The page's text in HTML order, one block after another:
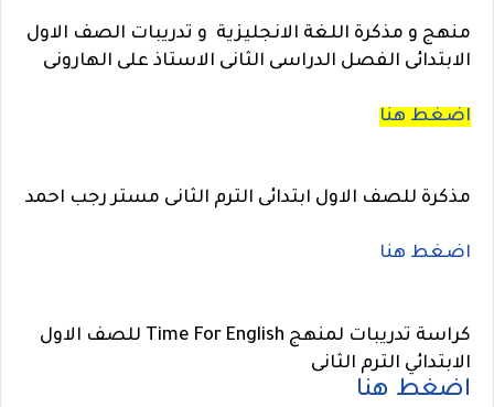
منهج و مذكرة اللغة الانجليزية و تدريبات الصف الاول
الابتدائى الفصل الدراسى الثانى الاستاذ على الهارونى
اضغط هنا
مذكرة للصف الاول ابتدائى الترم الثانى مستر رجب احمد
اضغط هنا
كراسة تدريبات لمنهج Time For English للصف الاول
الابتدائي الترم الثانى
اضغط هنا